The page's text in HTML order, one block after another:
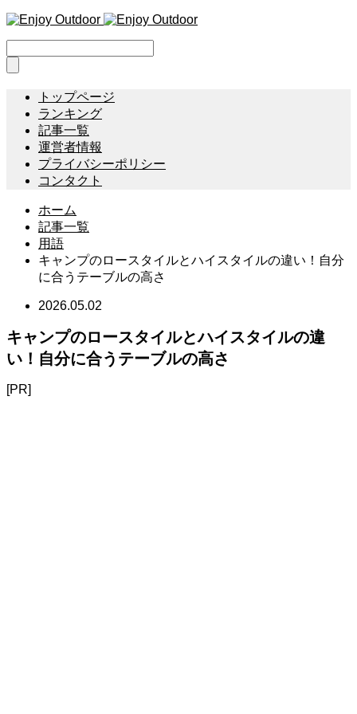
トップページ
ランキング
記事一覧
運営者情報
プライバシーポリシー
コンタクト
ホーム
記事一覧
用語
キャンプのロースタイルとハイスタイルの違い！自分
に合うテーブルの高さ
2026.05.02
キャンプのロースタイルとハイスタイルの違
い！自分に合うテーブルの高さ
[PR]